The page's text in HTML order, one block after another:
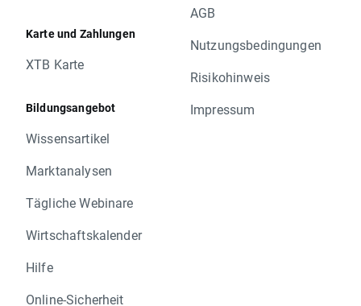
Karte und Zahlungen
XTB Karte
Bildungsangebot
Wissensartikel
Marktanalysen
Tägliche Webinare
Wirtschaftskalender
Hilfe
Online-Sicherheit
AGB
Nutzungsbedingungen
Risikohinweis
Impressum